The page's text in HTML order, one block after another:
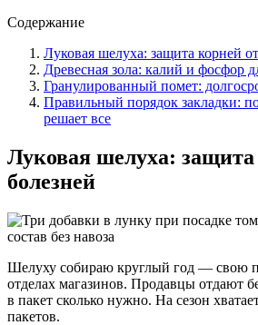
Содержание
Луковая шелуха: защита корней
Древесная зола: калий и фосфор
Гранулированный помет:
Правильный порядок закладки:
решает все
Луковая шелуха: защита
болезней
Шелуху собираю круглый год — свою
отделах магазинов. Продавцы отдают
в пакет сколько нужно. На сезон
пакетов.